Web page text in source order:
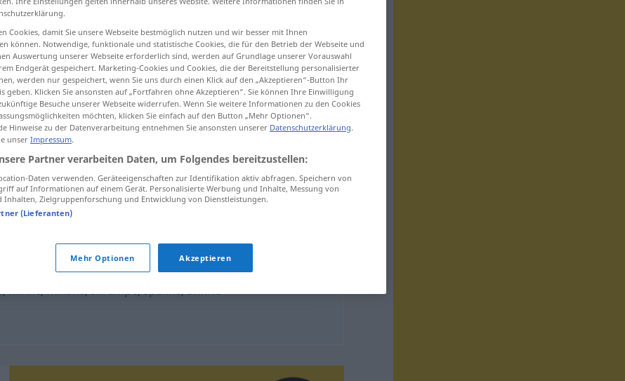
forsvinne
unnslippe,unnvike
,minke,minske,skrumpe,spakne,svinne
Cookies, damit Sie unsere Webseite bestmöglich nutzen und wir besser mit Ihnen
können. Notwendige, funktionale und statistische Cookies, die für den Betrieb der Webseite und
Auswertung unserer Webseite erforderlich sind, werden auf Grundlage unserer Vorauswahl
Endgerät gespeichert. Marketing-Cookies und Cookies, die der Bereitstellung personalisierter
werden nur gespeichert, wenn Sie uns durch einen Klick auf den „Akzeptieren“-Button Ihr
geben. Klicken Sie ansonsten auf „Fortfahren ohne Akzeptieren“. Sie können Ihre Einwilligung
Besuche unserer Webseite widerrufen. Wenn Sie weitere Informationen zu den Cookies
möchten, klicken Sie einfach auf den Button „Mehr Optionen“.
Hinweise zu der Datenverarbeitung entnehmen Sie ansonsten unserer Datenschutzerklärung.
unser Impressum.
Partner verarbeiten Daten, um Folgendes bereitzustellen:
Daten verwenden. Geräteeigenschaften zur Identifikation aktiv abfragen. Speichern von
auf Informationen auf einem Gerät. Personalisierte Werbung und Inhalte, Messung von
Inhalten, Zielgruppenforschung und Entwicklung von Dienstleistungen.
(Lieferanten)
Mehr Optionen Akzeptieren